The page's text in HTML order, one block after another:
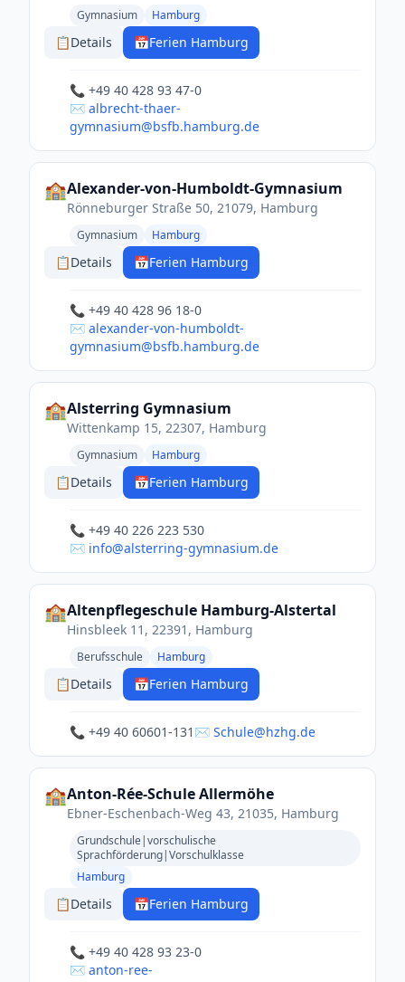
Gymnasium Hamburg
📋Details 📅Ferien Hamburg
📞 +49 40 428 93 47-0
✉️ albrecht-thaer-
gymnasium@bsfb.hamburg.de
🏫Alexander-von-Humboldt-Gymnasium
Rönneburger Straße 50, 21079, Hamburg
Gymnasium Hamburg
📋Details 📅Ferien Hamburg
📞 +49 40 428 96 18-0
✉️ alexander-von-humboldt-
gymnasium@bsfb.hamburg.de
🏫Alsterring Gymnasium
Wittenkamp 15, 22307, Hamburg
Gymnasium Hamburg
📋Details 📅Ferien Hamburg
📞 +49 40 226 223 530
✉️ info@alsterring-gymnasium.de
🏫Altenpflegeschule Hamburg-Alstertal
Hinsbleek 11, 22391, Hamburg
Berufsschule Hamburg
📋Details 📅Ferien Hamburg
📞 +49 40 60601-131 ✉️ Schule@hzhg.de
🏫Anton-Rée-Schule Allermöhe
Ebner-Eschenbach-Weg 43, 21035, Hamburg
Grundschule|vorschulische
Sprachförderung|Vorschulklasse
Hamburg
📋Details 📅Ferien Hamburg
📞 +49 40 428 93 23-0
✉️ anton-ree-